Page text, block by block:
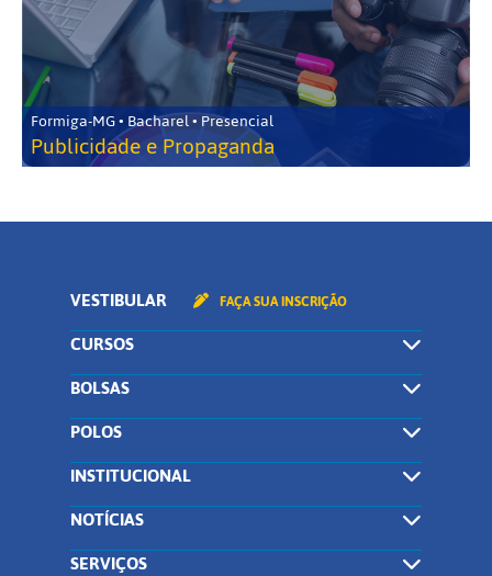
Formiga-MG • Bacharel • Presencial
Publicidade e Propaganda
VESTIBULAR FAÇA SUA INSCRIÇÃO
CURSOS
BOLSAS
POLOS
INSTITUCIONAL
NOTÍCIAS
SERVIÇOS